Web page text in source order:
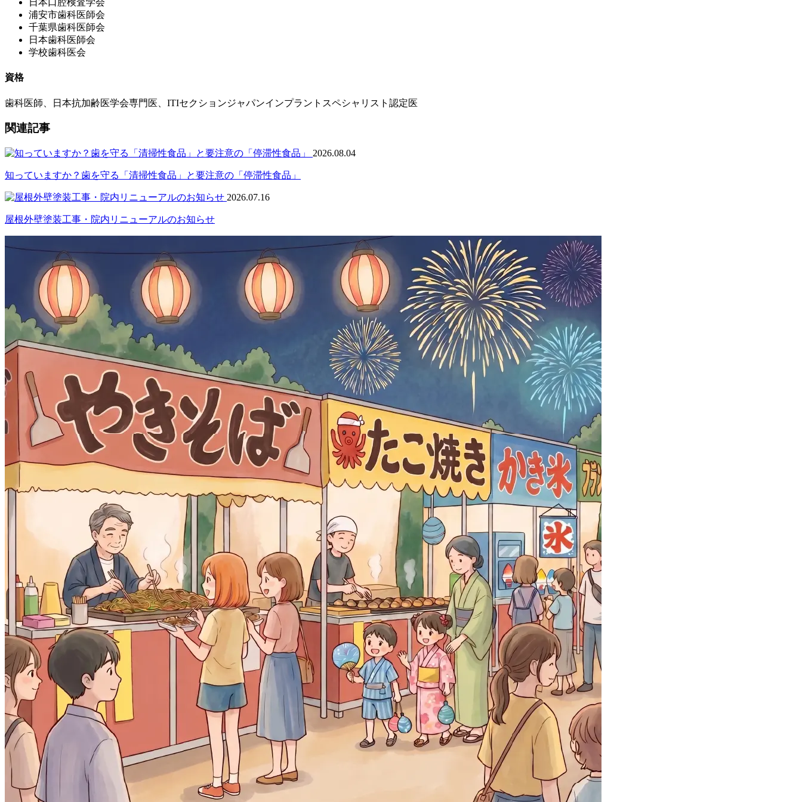
日本口腔検査学会
浦安市歯科医師会
千葉県歯科医師会
日本歯科医師会
学校歯科医会
資格
歯科医師、日本抗加齢医学会専門医、ITIセクションジャパンインプラントスペシャリスト認定医
関連記事
2026.08.04
知っていますか？歯を守る「清掃性食品」と要注意の「停滞性食品」
2026.07.16
屋根外壁塗装工事・院内リニューアルのお知らせ